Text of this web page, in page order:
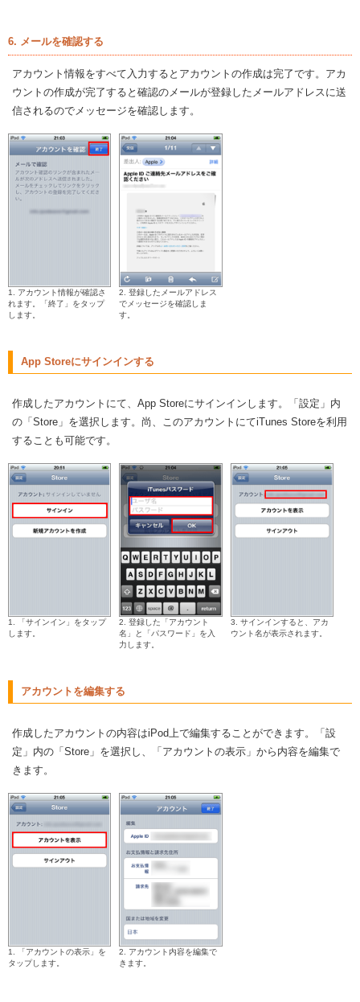
6. メールを確認する
アカウント情報をすべて入力するとアカウントの作成は完了です。アカ
ウントの作成が完了すると確認のメールが登録したメールアドレスに送
信されるのでメッセージを確認します。
1. アカウント情報が確認さ
れます。「終了」をタップ
します。
2. 登録したメールアドレス
でメッセージを確認しま
す。
App Storeにサインインする
作成したアカウントにて、App Storeにサインインします。「設定」内
の「Store」を選択します。尚、このアカウントにてiTunes Storeを利用
することも可能です。
1. 「サインイン」をタップ
します。
2. 登録した「アカウント
名」と「パスワード」を入
力します。
3. サインインすると、アカ
ウント名が表示されます。
アカウントを編集する
作成したアカウントの内容はiPod上で編集することができます。「設
定」内の「Store」を選択し、「アカウントの表示」から内容を編集で
きます。
1. 「アカウントの表示」を
タップします。
2. アカウント内容を編集で
きます。